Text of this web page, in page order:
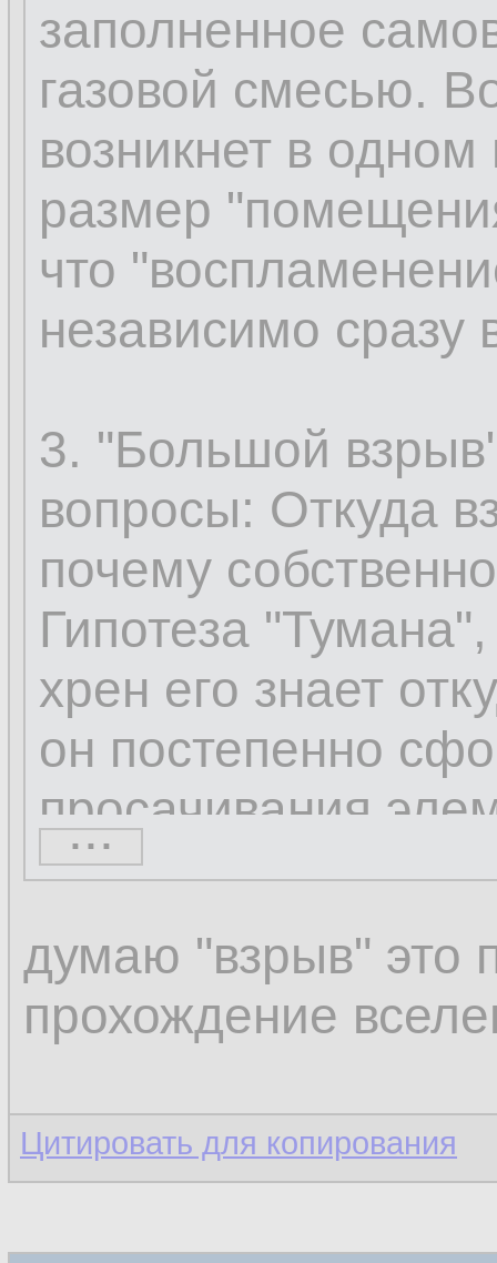
заполненное
газовой смесью.
возникнет в
размер
что
независимо сразу
3. "Большой
вопросы: Откуда
почему
Гипотеза
хрен его знает
он постепенно
просачивания
нашей вселенной
конденсацией.
просачивается
шарика.
Откуда? Ну
большого взрыва".
...
думаю "взрыв" это
прохождение
Цитировать для копирования